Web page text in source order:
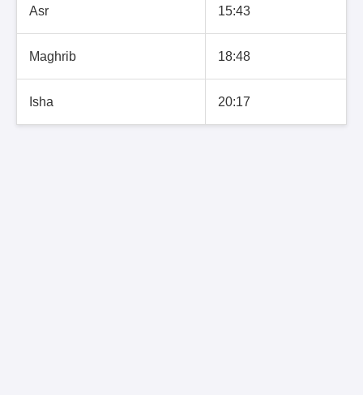
Asr 15:43
Maghrib 18:48
Isha 20:17